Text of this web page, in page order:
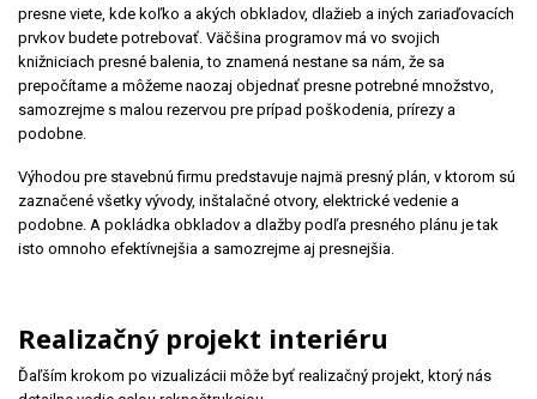
presne viete, kde koľko a akých obkladov, dlažieb a iných zariaďovacích
prvkov budete potrebovať. Väčšina programov má vo svojich
knižniciach presné balenia, to znamená nestane sa nám, že sa
prepočítame a môžeme naozaj objednať presne potrebné množstvo,
samozrejme s malou rezervou pre prípad poškodenia, prírezy a
podobne.
Výhodou pre stavebnú firmu predstavuje najmä presný plán, v ktorom sú
zaznačené všetky vývody, inštalačné otvory, elektrické vedenie a
podobne. A pokládka obkladov a dlažby podľa presného plánu je tak
isto omnoho efektívnejšia a samozrejme aj presnejšia.
Realizačný projekt interiéru
Ďaľším krokom po vizualizácii môže byť realizačný projekt, ktorý nás